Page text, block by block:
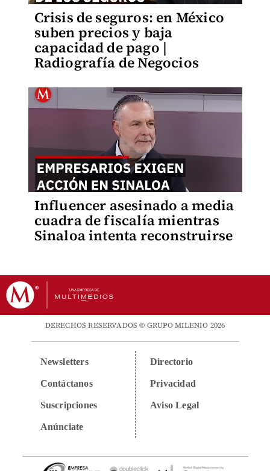
Crisis de seguros: en México
suben precios y baja
capacidad de pago |
Radiografía de Negocios
Influencer asesinado a media
cuadra de fiscalía mientras
Sinaloa intenta reconstruirse
DERECHOS RESERVADOS © GRUPO MILENIO 2026
Newsletters
Contáctanos
Suscripciones
Anúnciate
Directorio
Privacidad
Aviso Legal